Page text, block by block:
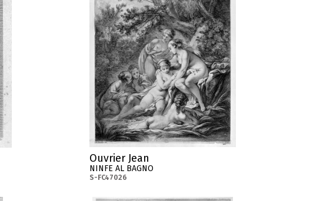
Ouvrier Jean
NINFE AL BAGNO
S-FC47026